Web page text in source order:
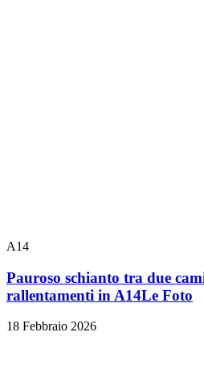
A14
Pauroso schianto tra due
rallentamenti in A14Le Foto
18 Febbraio 2026